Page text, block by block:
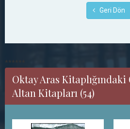
Geri Dön
******
Oktay Aras Kitaplığındaki
Altan Kitapları (54)